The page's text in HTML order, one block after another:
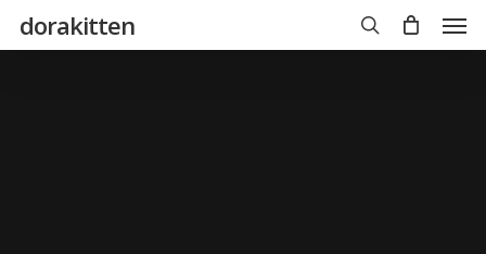
main
content
dorakitten
search